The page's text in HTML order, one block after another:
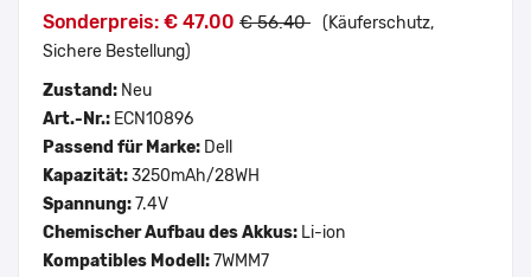
Sonderpreis: € 47.00 € 56.40 (Käuferschutz,
Sichere Bestellung)
Zustand: Neu
Art.-Nr.: ECN10896
Passend für Marke: Dell
Kapazität:3250mAh/28WH
Spannung:7.4V
Chemischer Aufbau des Akkus: Li-ion
Kompatibles Modell:7WMM7